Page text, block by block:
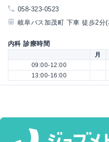
058-323-0523
岐阜バス加茂町 下車 徒歩2分
内科 診療時間
月
09:00-12:00
13:00-16:00